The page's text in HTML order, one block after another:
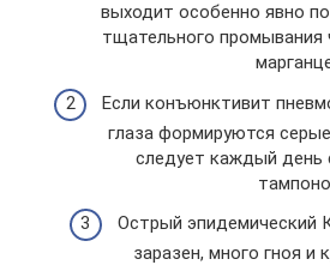
выходит особенно явно
тщательного промывания
Если конъюнктивит
глаза формируются
следует каждый день
Острый эпидемический
заразен, много гноя и